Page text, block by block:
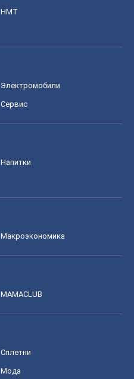
НМТ
Электромобили
Сервис
Напитки
Mакроэкономика
MAMACLUB
Сплетни
Мода